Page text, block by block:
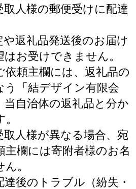
取人様の郵便受けに配達
や返礼品発送後のお届け
お受けできません。
依頼主欄には、返礼品の
う「結デザイン有限会
自治体の返礼品と分か
取人様が異なる場合、宛
主欄には寄附者様のお名
。
達後のトラブル（紛失・